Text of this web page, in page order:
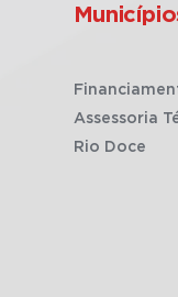
Assessoria
Rio Doce